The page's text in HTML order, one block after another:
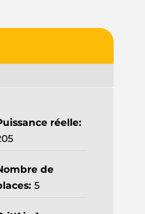
réelle:
de
5